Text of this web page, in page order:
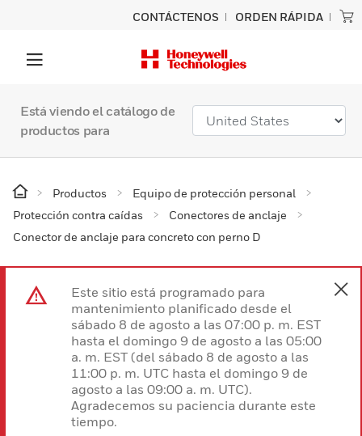
CONTÁCTENOS ORDEN RÁPIDA
Está viendo el catálogo de
productos para
Productos
Equipo de protección personal
Protección contra caídas
Conectores de anclaje
Conector de anclaje para concreto con perno D
Este sitio está programado para
mantenimiento planificado desde el
sábado 8 de agosto a las 07:00 p. m. EST
hasta el domingo 9 de agosto a las 05:00
a. m. EST (del sábado 8 de agosto a las
11:00 p. m. UTC hasta el domingo 9 de
agosto a las 09:00 a. m. UTC).
Agradecemos su paciencia durante este
tiempo.